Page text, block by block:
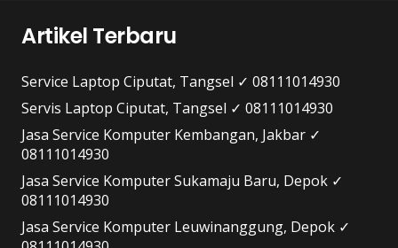
Artikel Terbaru
Service Laptop Ciputat, Tangsel ✓ 08111014930
Servis Laptop Ciputat, Tangsel ✓ 08111014930
Jasa Service Komputer Kembangan, Jakbar ✓
08111014930
Jasa Service Komputer Sukamaju Baru, Depok ✓
08111014930
Jasa Service Komputer Leuwinanggung, Depok ✓